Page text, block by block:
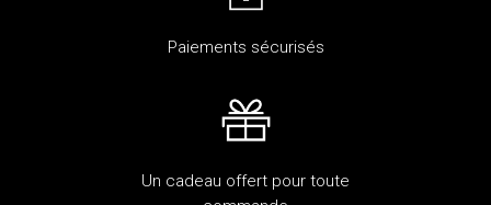
Paiements sécurisés
Un cadeau offert pour toute